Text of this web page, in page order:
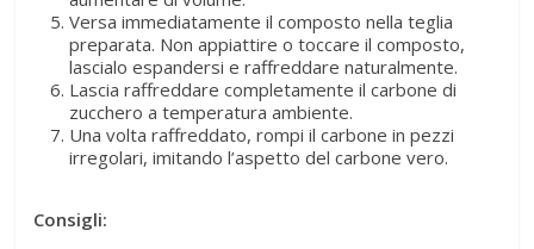
Versa immediatamente il composto nella teglia
preparata. Non appiattire o toccare il composto,
lascialo espandersi e raffreddare naturalmente.
Lascia raffreddare completamente il carbone di
zucchero a temperatura ambiente.
Una volta raffreddato, rompi il carbone in pezzi
irregolari, imitando l’aspetto del carbone vero.
Consigli: